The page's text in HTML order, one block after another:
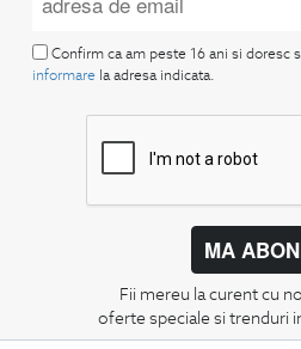
Confirm ca am peste 16 ani si doresc
informare la adresa indicata.
MA
Fii mereu la curent cu
oferte speciale si trenduri